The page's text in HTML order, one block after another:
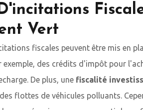
Vert
fiscales peuvent être mis en
des crédits d'impôt pour
De plus, une fiscalité
flottes de véhicules polluants.